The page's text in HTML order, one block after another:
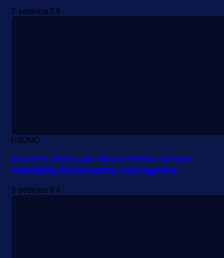
3 sedmica 5 h
PROMO
Internet, televizija i fiksni telefon na svim
lokacijama širom Bosne i Hercegovine
3 sedmica 9 h